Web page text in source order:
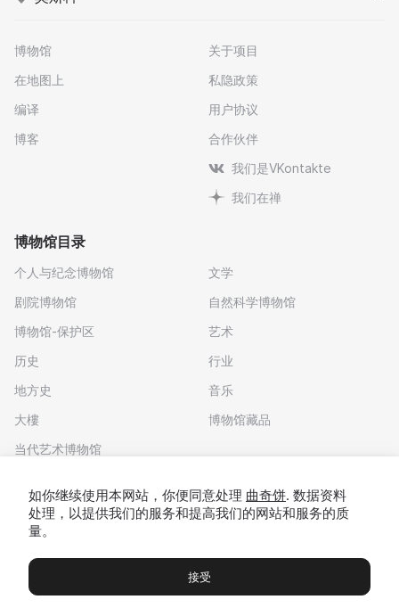
博物馆
在地图上
编译
博客
关于项目
私隐政策
用户协议
合作伙伴
我们是VKontakte
我们在禅
博物馆目录
个人与纪念博物馆
剧院博物馆
博物馆-保护区
历史
地方史
大樓
当代艺术博物馆
文学
自然科学博物馆
艺术
行业
音乐
博物馆藏品
博物馆 展览及展览 Чаты Вы
如你继续使用本网站，你便同意处理 曲奇饼. 数据资料
处理，以提供我们的服务和提高我们的网站和服务的质
量。
接受